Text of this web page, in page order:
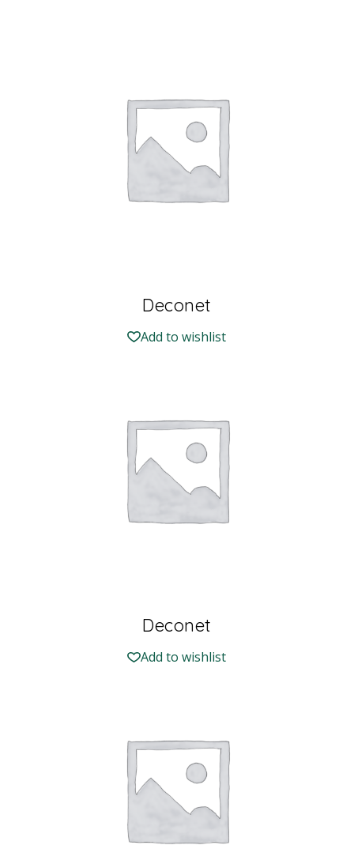
Deconet
Add to wishlist
Deconet
Add to wishlist